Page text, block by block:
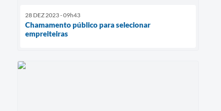
28 DEZ 2023 - 09h43
Chamamento público para selecionar
empreiteiras